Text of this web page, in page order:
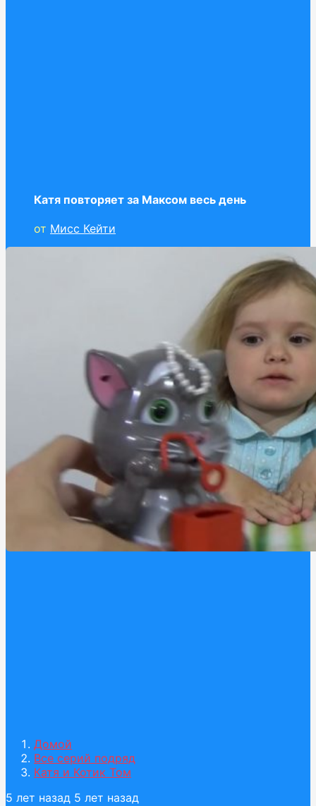
Катя повторяет за Максом весь день
от Мисс Кейти
Домой
Все серий подряд
Катя и Котик Том
5 лет назад 5 лет назад